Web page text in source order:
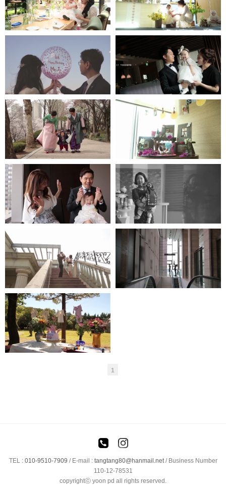
인스타1분영상
인스타1분영상
한강오엔 - 인스타 1분영상 엘타워
더다이닝호스 워커힐-모에기
프라자호텔 파크하얏트호텔
파티오나인 엘타워
준비영상
1
TEL : 010-9510-7909 / E-mail : tangtang80@hanmail.net/ Business Number
110-12-78531
copyrightⓒ yoon pd all rights reserved.